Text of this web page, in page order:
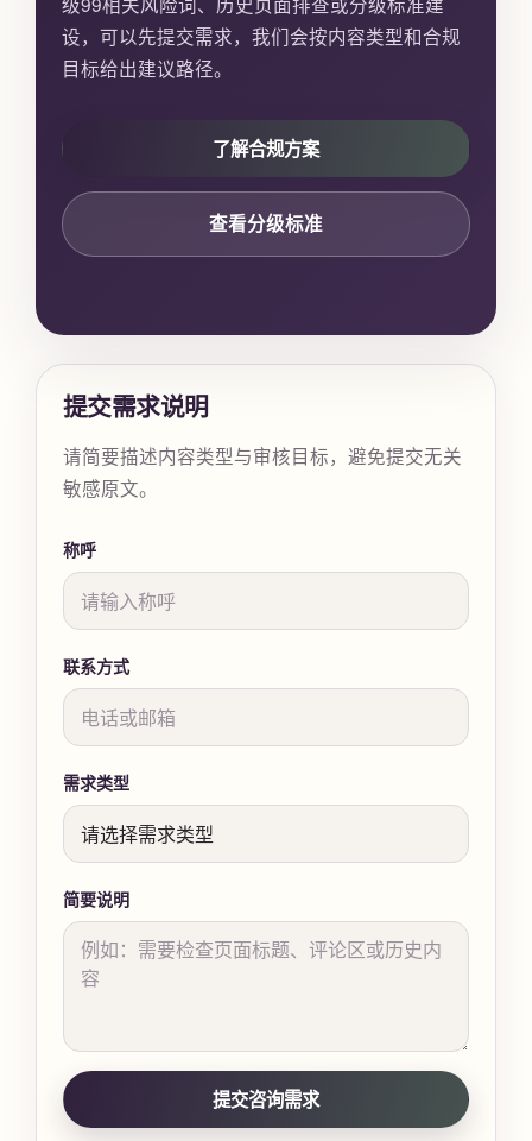
设，可以先提交需求，我们会按内容类型和合规
目标给出建议路径。
了解合规方案
查看分级标准
提交需求说明
请简要描述内容类型与审核目标，避免提交无关
敏感原文。
称呼
联系方式
需求类型
简要说明
提交咨询需求